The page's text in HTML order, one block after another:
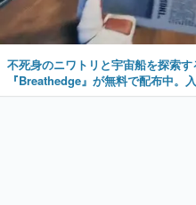
不死身のニワトリと宇宙船を探索
『Breathedge』が無料で配布中。